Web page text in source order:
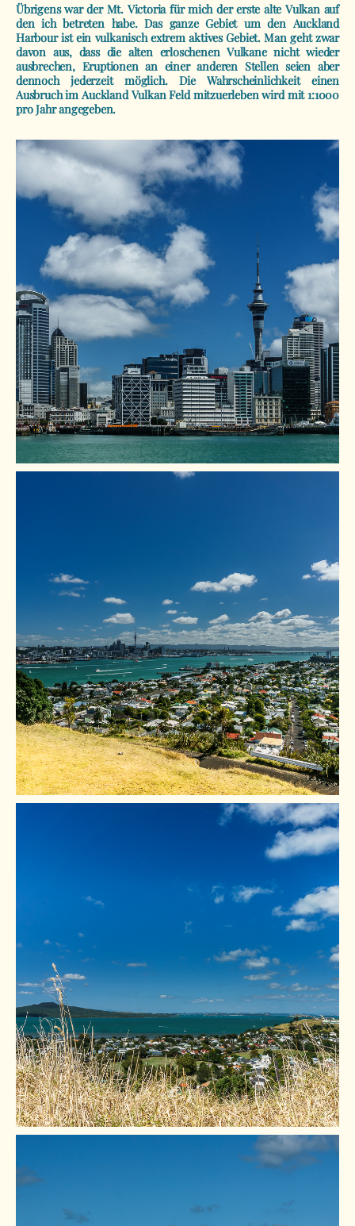
Übrigens war der Mt. Victoria für mich der erste alte Vulkan auf
den ich betreten habe. Das ganze Gebiet um den Auckland
Harbour ist ein vulkanisch extrem aktives Gebiet. Man geht zwar
davon aus, dass die alten erloschenen Vulkane nicht wieder
ausbrechen, Eruptionen an einer anderen Stellen seien aber
dennoch jederzeit möglich. Die Wahrscheinlichkeit einen
Ausbruch im Auckland Vulkan Feld mitzuerleben wird mit 1:1000
pro Jahr angegeben.